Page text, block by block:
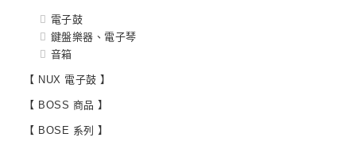
電子鼓
鍵盤樂器、電子琴
音箱
【 NUX 電子鼓 】
【 BOSS 商品 】
【 BOSE 系列 】